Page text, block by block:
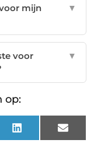
mijn
▼
voor
▼
op:
LinkedIn Email